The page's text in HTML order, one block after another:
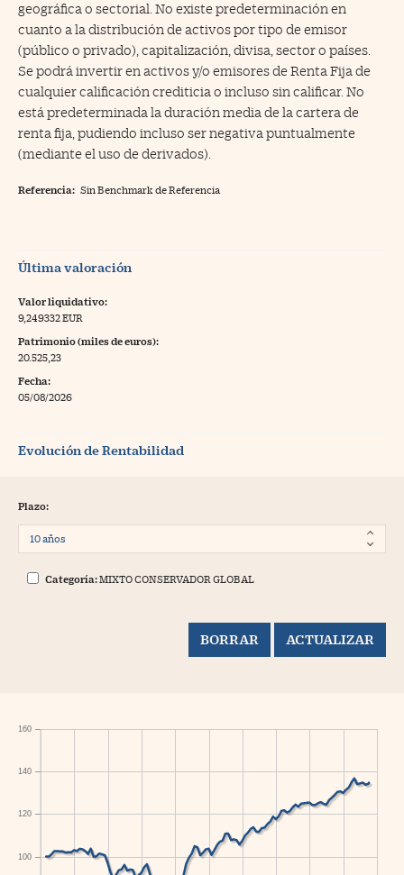
geográfica o sectorial. No existe predeterminación en
cuanto a la distribución de activos por tipo de emisor
(público o privado), capitalización, divisa, sector o países.
Se podrá invertir en activos y/o emisores de Renta Fija de
cualquier calificación crediticia o incluso sin calificar. No
está predeterminada la duración media de la cartera de
renta fija, pudiendo incluso ser negativa puntualmente
(mediante el uso de derivados).
Referencia: Sin Benchmark de Referencia
Última valoración
Valor liquidativo:
9,249332 EUR
Patrimonio (miles de euros):
20.525,23
Fecha:
05/08/2026
Evolución de Rentabilidad
Plazo:
Categoría:MIXTO CONSERVADOR GLOBAL
100
120
140
160